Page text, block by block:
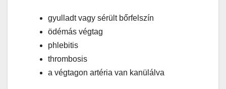
gyulladt vagy sérült bőrfelszín
ödémás végtag
phlebitis
thrombosis
a végtagon artéria van kanülálva